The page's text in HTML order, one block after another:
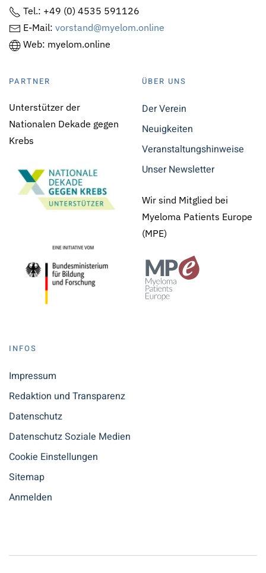
Tel.: +49 (0) 4535 591126
E-Mail: vorstand@myelom.online
Web: myelom.online
PARTNER
Unterstützer der
Nationalen Dekade gegen
Krebs
ÜBER UNS
Der Verein
Neuigkeiten
Veranstaltungshinweise
Unser Newsletter
Wir sind Mitglied bei
Myeloma Patients Europe
(MPE)
INFOS
Impressum
Redaktion und Transparenz
Datenschutz
Datenschutz Soziale Medien
Cookie Einstellungen
Sitemap
Anmelden